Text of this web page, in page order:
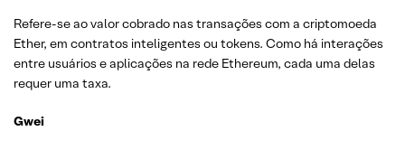
Refere-se ao valor cobrado nas transações com a criptomoeda
Ether, em contratos inteligentes ou tokens. Como há interações
entre usuários e aplicações na rede Ethereum, cada uma delas
requer uma taxa.
Gwei